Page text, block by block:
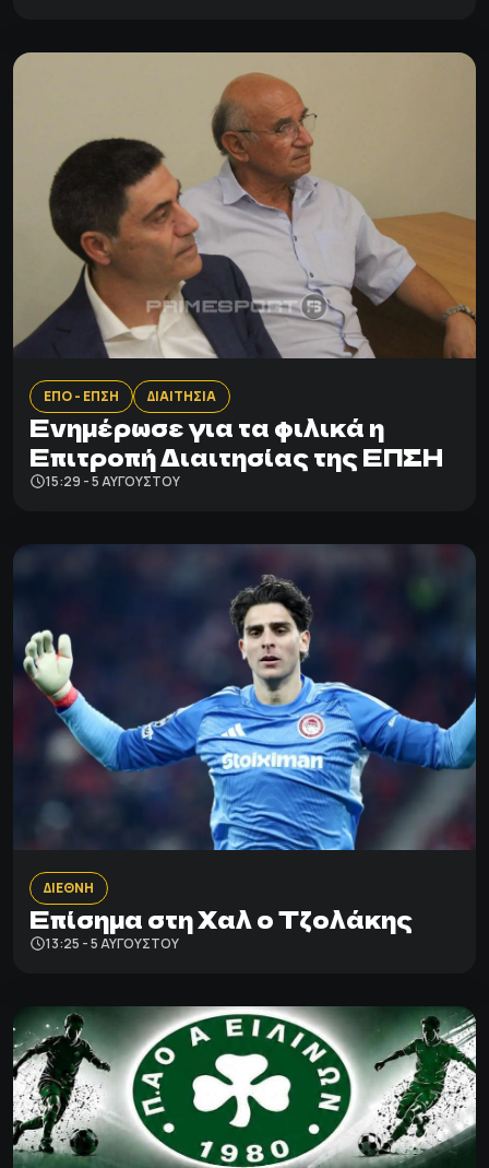
ΕΠΟ - ΕΠΣΗ ΔΙΑΙΤΗΣΙΑ
Ενημέρωσε για τα φιλικά η
Επιτροπή Διαιτησίας της ΕΠΣΗ
15:29 - 5 ΑΥΓΟΎΣΤΟΥ
ΔΙΕΘΝΗ
Επίσημα στη Χαλ ο Τζολάκης
13:25 - 5 ΑΥΓΟΎΣΤΟΥ